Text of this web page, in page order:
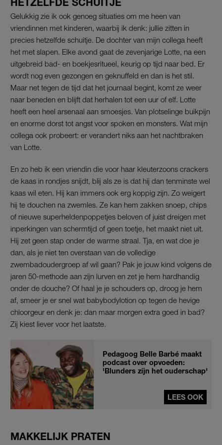
Gelukkig zie ik ook genoeg situaties om me heen van
vriendinnen met kinderen, waarbij ik denk: jullie zitten in
precies hetzelfde schuitje. De dochter van mijn collega heeft
het met slapen. Elke avond gaat de zevenjarige Lotte, na een
uitgebreid bad- en boekjesritueel, keurig op tijd naar bed. Er
wordt nog even gezongen en geknuffeld en dan is het stil.
Maar net tegen de tijd dat het journaal begint, komt ze weer
naar beneden en blijft dat herhalen tot een uur of elf. Lotte
heeft een heel arsenaal aan smoesjes. Van plotselinge buikpijn
en enorme dorst tot angst voor spoken en monsters. Wat mijn
collega ook probeert: er verandert niks aan het nachtbraken
van Lotte.
En zo heb ik een vriendin die voor haar kleuterzoons crackers
de kaas in rondjes snijdt, blij als ze is dat hij dan tenminste wel
kaas wil eten. Hij kan immers ook erg koppig zijn. Zo weigert
hij te douchen na zwemles. Ze kan hem zakken snoep, chips
of nieuwe superheldenpoppetjes beloven of juist dreigen met
inperkingen van schermtijd of geen toetje, het maakt niet uit.
Hij zet geen stap onder de warme straal. Tja, en wat doe je
dan, als je niet ten overstaan van de volledige
zwembadoudergroep af wil gaan? Pak je jouw kind volgens de
jaren 50-methode aan zijn lurven en zet je hem hardhandig
onder de douche? Of haal je je schouders op, droog je hem
af, smeer je er snel wat babybodylotion op tegen de hevige
chloorgeur en denk je: dan maar morgen extra goed in bad?
Zij kiest liever voor het laatste.
Pedagoog Belle Barbé maakt
podcast over opvoeden:
'Blunders zíjn het ouderschap'
LEES OOK
MAKKELIJK PRATEN